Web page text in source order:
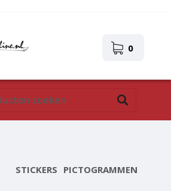
0
STICKERS PICTOGRAMMEN